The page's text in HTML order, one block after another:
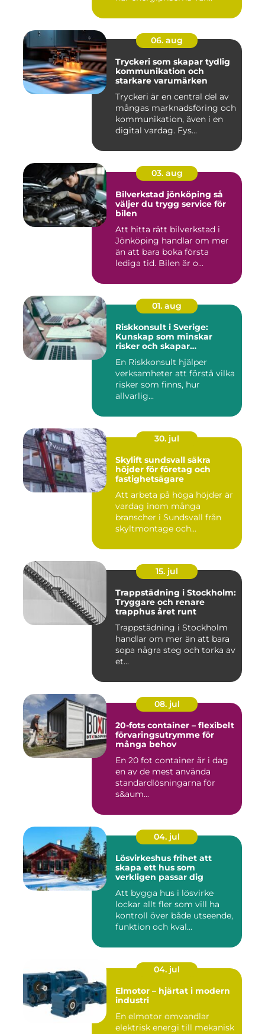
06. aug
Tryckeri som skapar tydlig
kommunikation och
starkare varumärken
Tryckeri är en central del av
mångas marknadsföring och
kommunikation, även i en
digital vardag. Fys...
03. aug
Bilverkstad jönköping så
väljer du trygg service för
bilen
Att hitta rätt bilverkstad i
Jönköping handlar om mer
än att bara boka första
lediga tid. Bilen är o...
01. aug
Riskkonsult i Sverige:
Kunskap som minskar
risker och skapar
En Riskkonsult hjälper
verksamheter att förstå vilka
risker som finns, hur
allvarlig...
30. jul
Skylift sundsvall säkra
höjder för företag och
fastighetsägare
Att arbeta på höga höjder är
vardag inom många
branscher i Sundsvall från
skyltmontage och
15. jul
Trappstädning i Stockholm:
Tryggare och renare
trapphus året runt
Trappstädning i Stockholm
handlar om mer än att bara
sopa några steg och torka av
et...
08. jul
20-fots container – flexibelt
förvaringsutrymme för
många behov
En 20 fot container är i dag
en av de mest använda
standardlösningarna för
s&aum...
04. jul
Lösvirkeshus frihet att
skapa ett hus som
verkligen passar dig
Att bygga hus i lösvirke
lockar allt fler som vill ha
kontroll över både utseende,
funktion och kval...
04. jul
Elmotor – hjärtat i modern
industri
En elmotor omvandlar
elektrisk energi till mekanisk